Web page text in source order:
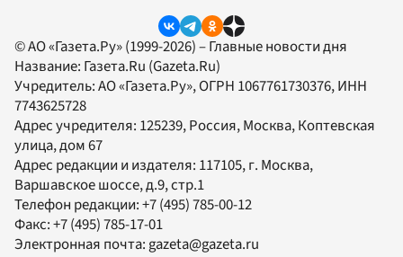
© АО «Газета.Ру» (1999-2026) – Главные новости дня
Название: Газета.Ru (Gazeta.Ru)
Учредитель:АО «Газета.Ру», ОГРН 1067761730376, ИНН
7743625728
Адрес учредителя: 125239, Россия, Москва, Коптевская
улица, дом 67
Адрес редакции и издателя: 117105, г. Москва,
Варшавское шоссе, д.9, стр.1
Телефон редакции:+7 (495) 785-00-12
Факс:+7 (495) 785-17-01
Электронная почта:gazeta@gazeta.ru